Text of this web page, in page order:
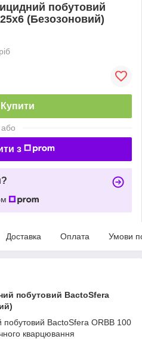
побутовий
(Безозоновий)
Купити
або
з
Доставка Оплата Умови
побутовий BactoSfera
побутовий BactoSfera ORBB 100
кварцювання